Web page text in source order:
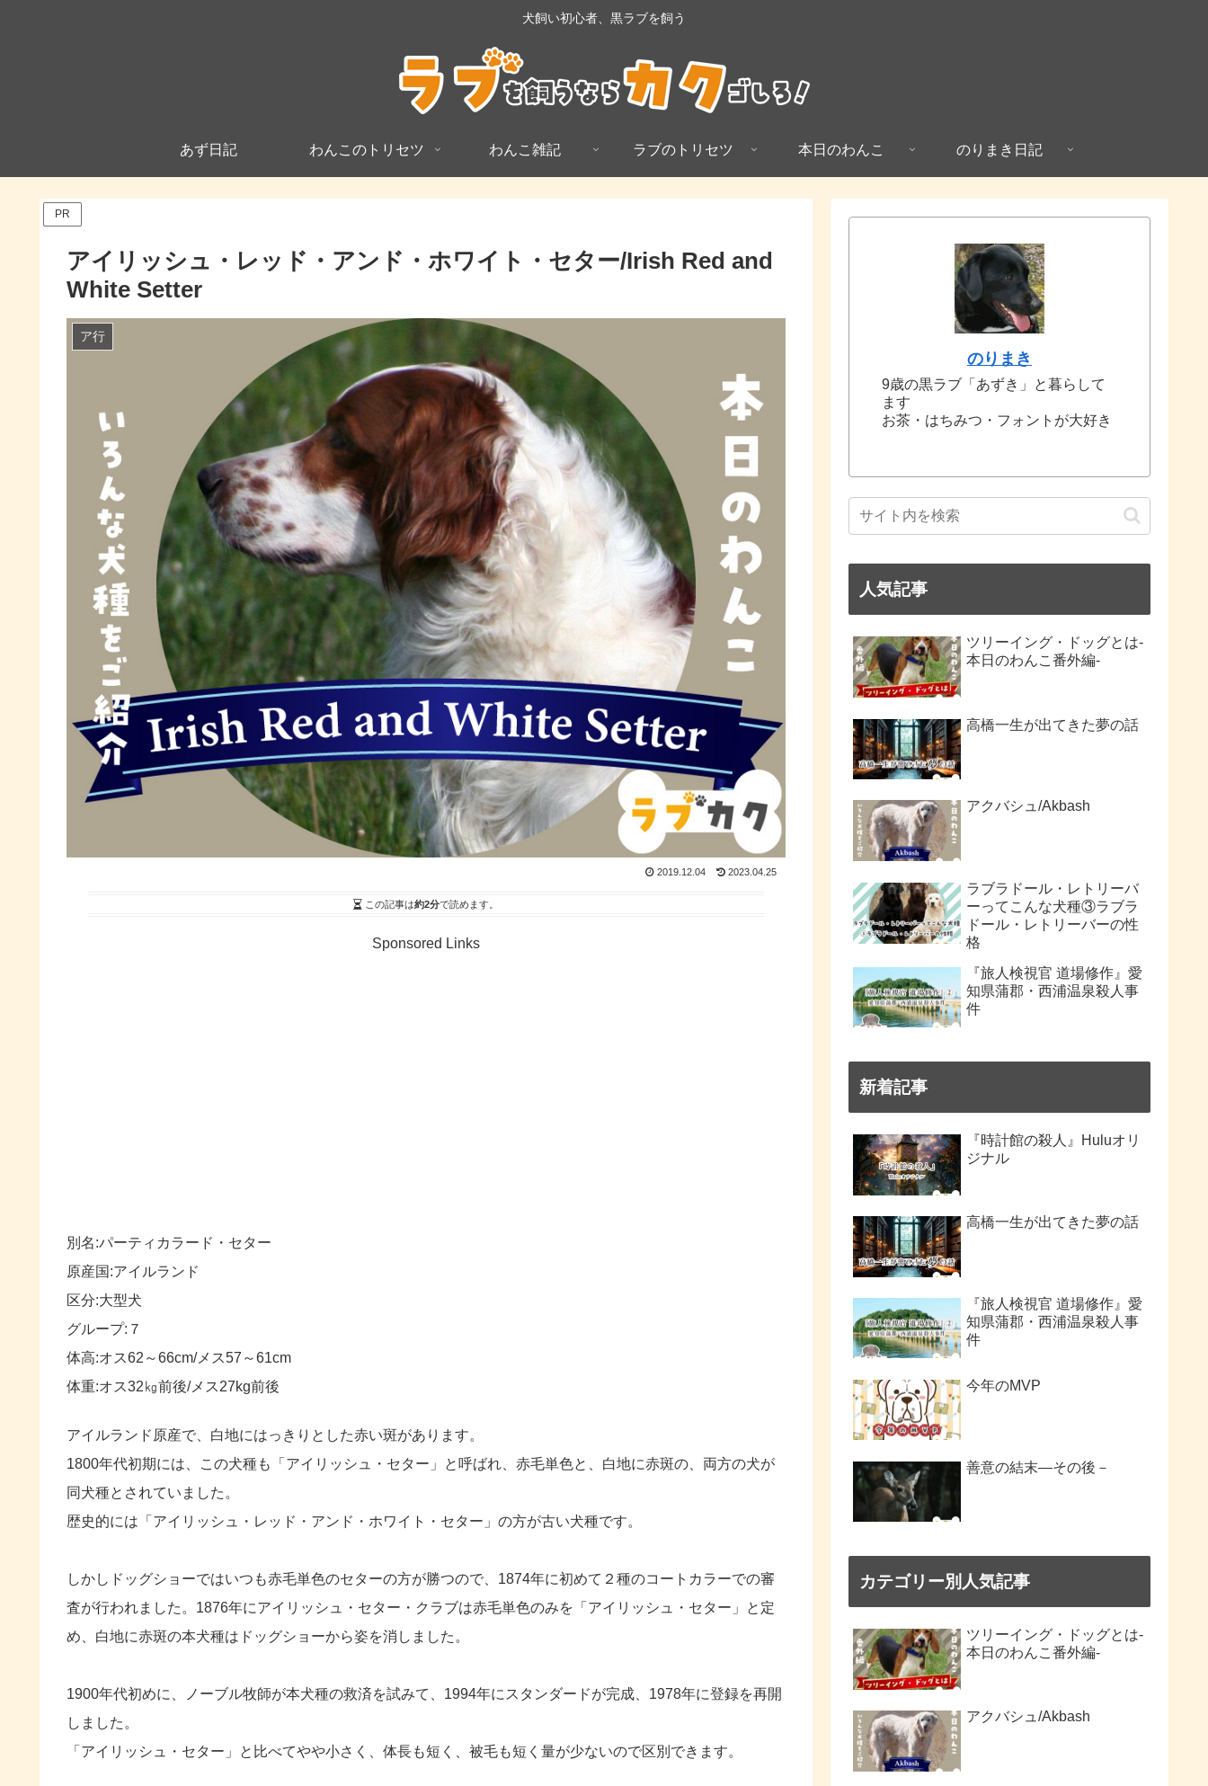
犬飼い初心者、黒ラブを飼う
あず日記 わんこのトリセツ わんこ雑記 ラブのトリセツ 本日のわんこ のりまき日記
PR
アイリッシュ・レッド・アンド・ホワイト・セター/Irish Red and
White Setter
ア行
2019.12.04 2023.04.25
この記事は約2分で読めます。
Sponsored Links
別名:パーティカラード・セター
原産国:アイルランド
区分:大型犬
グループ:７
体高:オス62～66cm/メス57～61cm
体重:オス32㎏前後/メス27kg前後
アイルランド原産で、白地にはっきりとした赤い斑があります。
1800年代初期には、この犬種も「アイリッシュ・セター」と呼ばれ、赤毛単色と、白地に赤斑の、両方の犬が
同犬種とされていました。
歴史的には「アイリッシュ・レッド・アンド・ホワイト・セター」の方が古い犬種です。
しかしドッグショーではいつも赤毛単色のセターの方が勝つので、1874年に初めて２種のコートカラーでの審
査が行われました。1876年にアイリッシュ・セター・クラブは赤毛単色のみを「アイリッシュ・セター」と定
め、白地に赤斑の本犬種はドッグショーから姿を消しました。
1900年代初めに、ノーブル牧師が本犬種の救済を試みて、1994年にスタンダードが完成、1978年に登録を再開
しました。
「アイリッシュ・セター」と比べてやや小さく、体長も短く、被毛も短く量が少ないので区別できます。
のりまき
9歳の黒ラブ「あずき」と暮らして
ます
お茶・はちみつ・フォントが大好き
人気記事
ツリーイング・ドッグとは-
本日のわんこ番外編-
高橋一生が出てきた夢の話
アクバシュ/Akbash
ラブラドール・レトリーバ
ーってこんな犬種③ラブラ
ドール・レトリーバーの性
格
『旅人検視官 道場修作』愛
知県蒲郡・西浦温泉殺人事
件
新着記事
『時計館の殺人』Huluオリ
ジナル
高橋一生が出てきた夢の話
『旅人検視官 道場修作』愛
知県蒲郡・西浦温泉殺人事
件
今年のMVP
善意の結末―その後－
カテゴリー別人気記事
ツリーイング・ドッグとは-
本日のわんこ番外編-
アクバシュ/Akbash